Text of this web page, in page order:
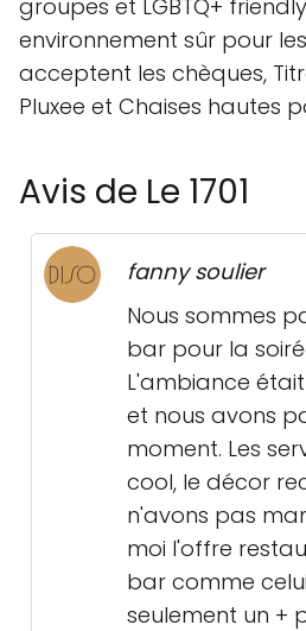
groupes et LGBTQ+
environnement sûr pour
acceptent les chèques,
Pluxee et Chaises hautes
Avis de Le 1701
fanny soulier
Nous sommes
bar pour la
L'ambiance
et nous avons
moment. Les
cool, le décor
n'avons pas
moi l'offre
bar comme
seulement un +